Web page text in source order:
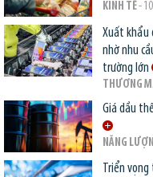
KINH TẾ-
Xuất khẩu
nhờ nhu
trường lớn
THƯƠNG
Giá dầu
NĂNG
Triển